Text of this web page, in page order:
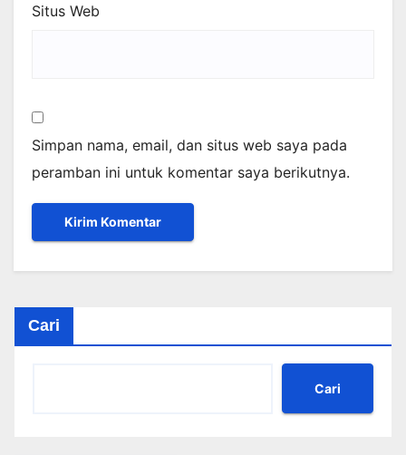
Situs Web
Simpan nama, email, dan situs web saya pada
peramban ini untuk komentar saya berikutnya.
Cari
Cari